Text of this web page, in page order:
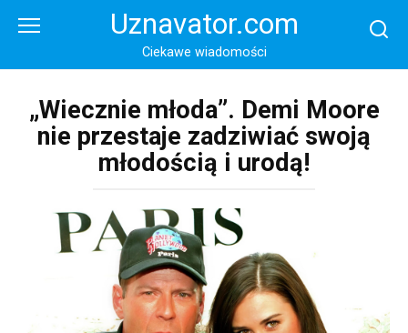
Uznavator.com
Ciekawe wiadomości
„Wiecznie młoda”. Demi Moore
nie przestaje zadziwiać swoją
młodością i urodą!